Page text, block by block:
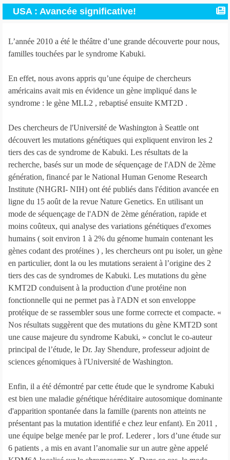
USA : Avancée significative!
L’année 2010 a été le théâtre d’une grande découverte pour nous,
familles touchées par le syndrome Kabuki.
En effet, nous avons appris qu’une équipe de chercheurs
américains avait mis en évidence un gène impliqué dans le
syndrome : le gène MLL2 , rebaptisé ensuite KMT2D .
Des chercheurs de l'Université de Washington à Seattle ont
découvert les mutations génétiques qui expliquent environ les 2
tiers des cas de syndrome de Kabuki. Les résultats de la
recherche, basés sur un mode de séquençage de l'ADN de 2ème
génération, financé par le National Human Genome Research
Institute (NHGRI- NIH) ont été publiés dans l'édition avancée en
ligne du 15 août de la revue Nature Genetics. En utilisant un
mode de séquençage de l'ADN de 2ème génération, rapide et
moins coûteux, qui analyse des variations génétiques d'exomes
humains ( soit environ 1 à 2% du génome humain contenant les
gènes codant des protéines ) , les chercheurs ont pu isoler, un gène
en particulier, dont la ou les mutations seraient à l’origine des 2
tiers des cas de syndromes de Kabuki. Les mutations du gène
KMT2D conduisent à la production d'une protéine non
fonctionnelle qui ne permet pas à l'ADN et son enveloppe
protéique de se rassembler sous une forme correcte et compacte. «
Nos résultats suggèrent que des mutations du gène KMT2D sont
une cause majeure du syndrome Kabuki, » conclut le co-auteur
principal de l’étude, le Dr. Jay Shendure, professeur adjoint de
sciences génomiques à l'Université de Washington.
Enfin, il a été démontré par cette étude que le syndrome Kabuki
est bien une maladie génétique héréditaire autosomique dominante
d'apparition spontanée dans la famille (parents non atteints ne
présentant pas la mutation identifié e chez leur enfant). En 2011 ,
une équipe belge menée par le prof. Lederer , lors d’une étude sur
6 patients , a mis en avant l’anomalie sur un autre gène appelé